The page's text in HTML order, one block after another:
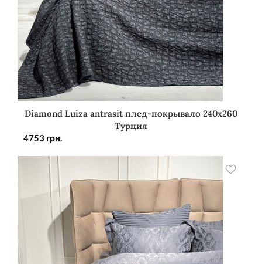
Diamond Luiza antrasit плед-покрывало 240х260
Турция
4753 грн.